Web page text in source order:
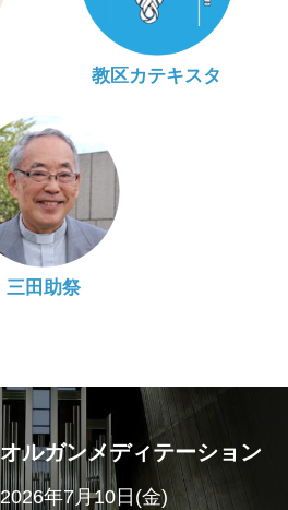
教区カテキスタ
三田助祭
オルガンメディテーション
2026年7月10日(金)